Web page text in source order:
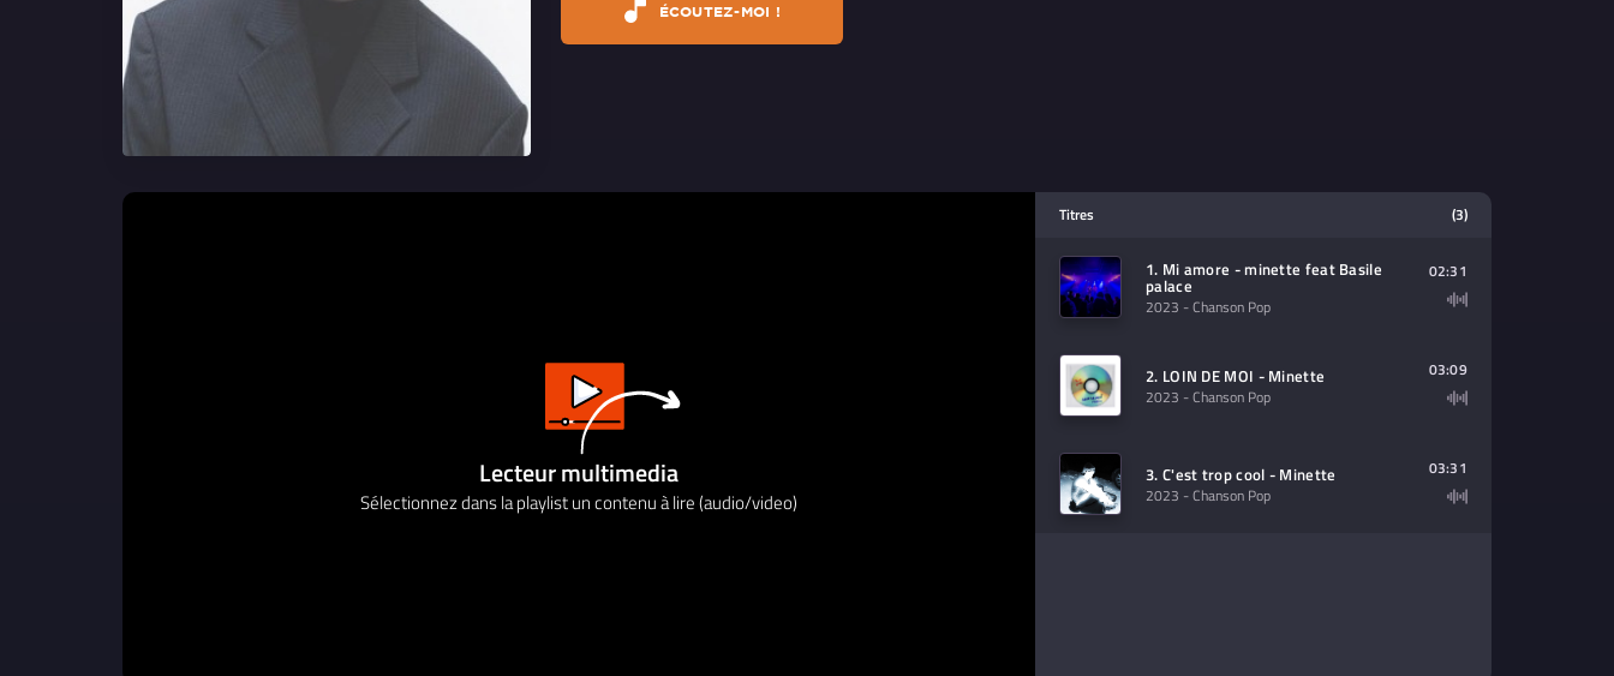
ÉCOUTEZ-MOI !
Lecteur multimedia
Sélectionnez dans la playlist un contenu à lire (audio/video)
Titres (3)
1. Mi amore - minette feat Basile
palace
2023 - Chanson Pop
02:31
2. LOIN DE MOI - Minette
2023 - Chanson Pop
03:09
3. C'est trop cool - Minette
2023 - Chanson Pop
03:31